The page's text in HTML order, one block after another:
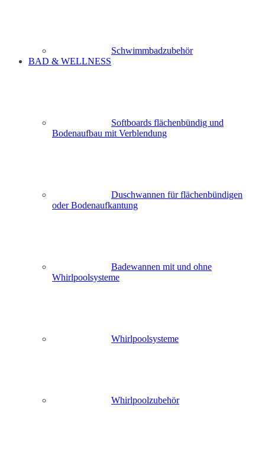
Schwimmbadzubehör
BAD & WELLNESS
Softboards flächenbündig und
Bodenaufbau mit Verblendung
Duschwannen für flächenbündigen
oder Bodenaufkantung
Badewannen mit und ohne
Whirlpoolsysteme
Whirlpoolsysteme
Whirlpoolzubehör